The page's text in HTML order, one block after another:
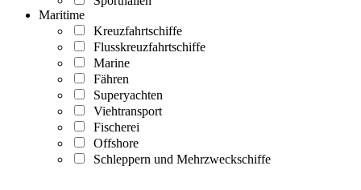
Maritime
Kreuzfahrtschiffe
Flusskreuzfahrtschiffe
Marine
Fähren
Superyachten
Viehtransport
Fischerei
Offshore
Schleppern und Mehrzweckschiffe